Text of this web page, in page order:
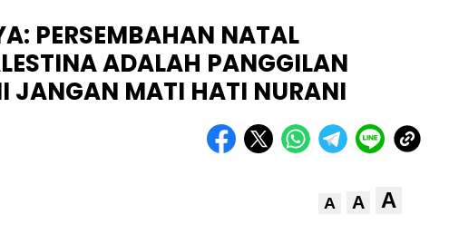
PERSEMBAHAN NATAL
ADALAH PANGGILAN
JANGAN MATI HATI NURANI
A A A